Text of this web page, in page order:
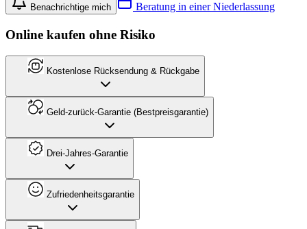
Benachrichtige mich Beratung in einer Niederlassung
Online kaufen ohne Risiko
Kostenlose Rücksendung & Rückgabe
Geld-zurück-Garantie (Bestpreisgarantie)
Drei-Jahres-Garantie
Zufriedenheitsgarantie